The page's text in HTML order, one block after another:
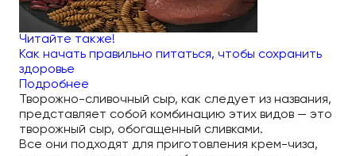
Читайте также!
Как начать правильно питаться, чтобы сохранить
здоровье
Подробнее
Творожно-сливочный сыр, как следует из названия,
представляет собой комбинацию этих видов — это
творожный сыр, обогащенный сливками.
Все они подходят для приготовления крем-чиза,